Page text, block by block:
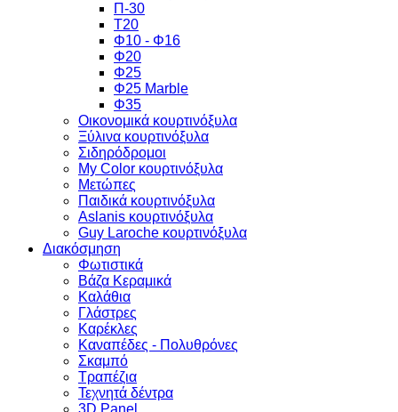
Π-30
Τ20
Φ10 - Φ16
Φ20
Φ25
Φ25 Marble
Φ35
Οικονομικά κουρτινόξυλα
Ξύλινα κουρτινόξυλα
Σιδηρόδρομοι
My Color κουρτινόξυλα
Μετώπες
Παιδικά κουρτινόξυλα
Aslanis κουρτινόξυλα
Guy Laroche κουρτινόξυλα
Διακόσμηση
Φωτιστικά
Βάζα Κεραμικά
Καλάθια
Γλάστρες
Καρέκλες
Καναπέδες - Πολυθρόνες
Σκαμπό
Τραπέζια
Τεχνητά δέντρα
3D Panel